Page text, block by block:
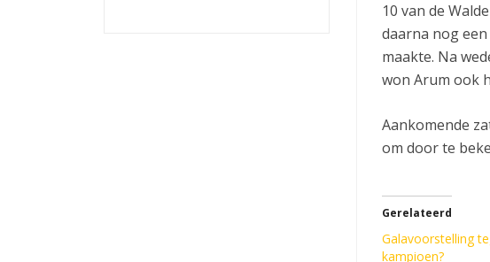
10 van de
daarna nog
maakte. Na
won Arum ook
Aankomende
om door te
Gerelateerd
Galavoorstelling
kampioen?